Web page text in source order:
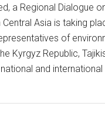
a Regional Dialogue
Asia is taking
of
Kyrgyz Republic,
and